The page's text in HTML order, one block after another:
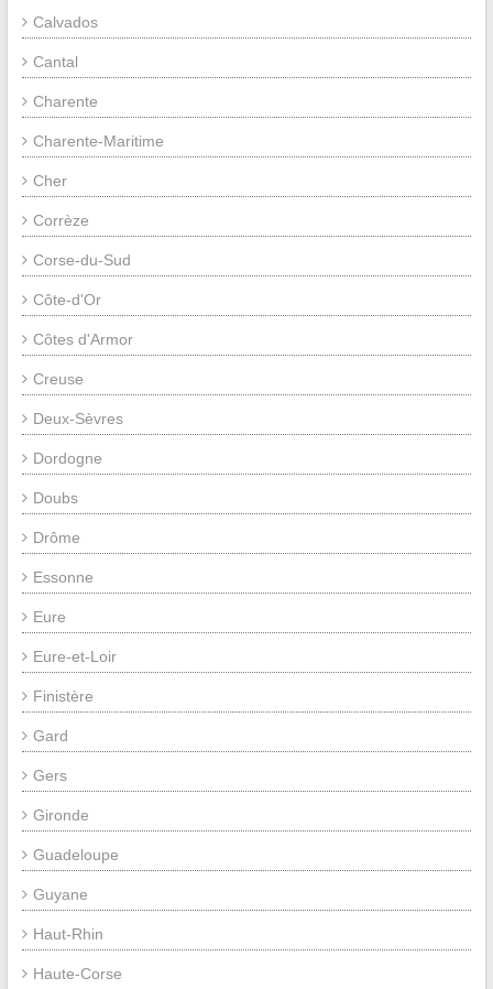
Calvados
Cantal
Charente
Charente-Maritime
Cher
Corrèze
Corse-du-Sud
Côte-d'Or
Côtes d'Armor
Creuse
Deux-Sèvres
Dordogne
Doubs
Drôme
Essonne
Eure
Eure-et-Loir
Finistère
Gard
Gers
Gironde
Guadeloupe
Guyane
Haut-Rhin
Haute-Corse